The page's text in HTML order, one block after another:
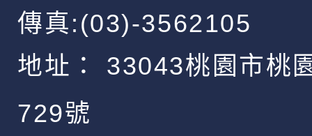
傳真:(03)-3562105
地址：
33043桃園市桃
729號